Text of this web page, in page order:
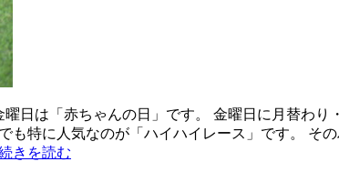
日は「赤ちゃんの日」です。 金曜日に月替わ
特に人気なのが「ハイハイレース」です。 そ
きを読む